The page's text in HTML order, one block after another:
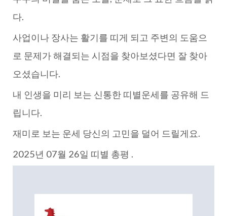
다.
사업이나 장사는 활기를 띠게 되고 주변의 도움으
로 문제가 해결되는 시점을 찾아보셨다면 잘 찾아
오셨습니다.
내 인생을 미리 보는 신통한 띠별운세를 공유해 드
립니다.
재미로 보는 운세 당신의 고민을 덜어 드릴게요.
2025년 07월 26일 띠별 총평 .